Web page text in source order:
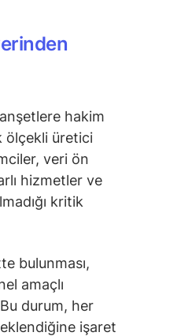
hakim
ölçekli üretici
veri ön
hizmetler ve
kritik
bulunması,
amaçlı
durum, her
işaret